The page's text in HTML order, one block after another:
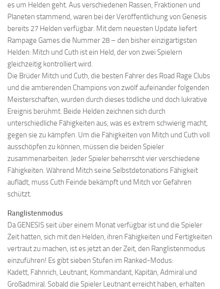
es um Helden geht. Aus verschiedenen Rassen, Fraktionen und
Planeten stammend, waren bei der Veröffentlichung von Genesis
bereits 27 Helden verfügbar. Mit dem neuesten Update liefert
Rampage Games die Nummer 28 – den bisher einzigartigsten
Helden: Mitch und Cuth ist ein Held, der von zwei Spielern
gleichzeitig kontrolliert wird.
Die Brüder Mitch und Cuth, die besten Fahrer des Road Rage Clubs
und die amtierenden Champions von zwölf aufeinander folgenden
Meisterschaften, wurden durch dieses tödliche und doch lukrative
Ereignis berühmt. Beide Helden zeichnen sich durch
unterschiedliche Fähigkeiten aus, was es extrem schwierig macht,
gegen sie zu kämpfen. Um die Fähigkeiten von Mitch und Cuth voll
ausschöpfen zu können, müssen die beiden Spieler
zusammenarbeiten. Jeder Spieler beherrscht vier verschiedene
Fähigkeiten. Während Mitch seine Selbstdetonations Fähigkeit
auflädt, muss Cuth Feinde bekämpft und Mitch vor Gefahren
schützt.
Ranglistenmodus
Da GENESIS seit über einem Monat verfügbar ist und die Spieler
Zeit hatten, sich mit den Helden, ihren Fähigkeiten und Fertigkeiten
vertraut zu machen, ist es jetzt an der Zeit, den Ranglistenmodus
einzuführen! Es gibt sieben Stufen im Ranked-Modus:
Kadett, Fähnrich, Leutnant, Kommandant, Kapitän, Admiral und
Großadmiral. Sobald die Spieler Leutnant erreicht haben, erhalten